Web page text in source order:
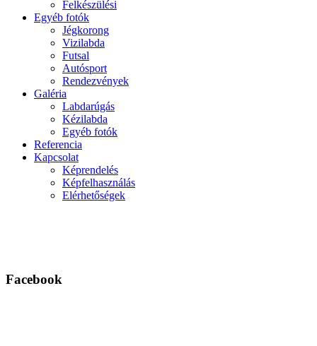
Felkészülési
Egyéb fotók
Jégkorong
Vizilabda
Futsal
Autósport
Rendezvények
Galéria
Labdarúgás
Kézilabda
Egyéb fotók
Referencia
Kapcsolat
Képrendelés
Képfelhasználás
Elérhetőségek
Facebook